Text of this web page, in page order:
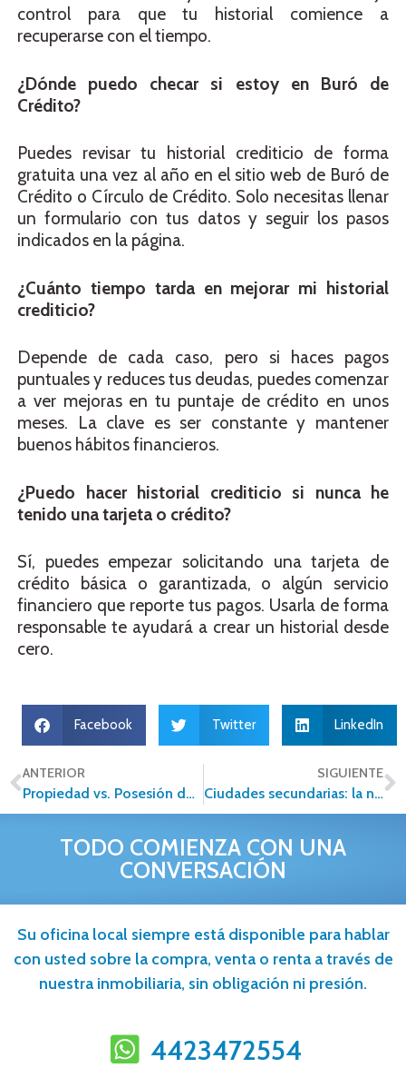
control para que tu historial comience a
recuperarse con el tiempo.
¿Dónde puedo checar si estoy en Buró de
Crédito?
Puedes revisar tu historial crediticio de forma
gratuita una vez al año en el sitio web de Buró de
Crédito o Círculo de Crédito. Solo necesitas llenar
un formulario con tus datos y seguir los pasos
indicados en la página.
¿Cuánto tiempo tarda en mejorar mi historial
crediticio?
Depende de cada caso, pero si haces pagos
puntuales y reduces tus deudas, puedes comenzar
a ver mejoras en tu puntaje de crédito en unos
meses. La clave es ser constante y mantener
buenos hábitos financieros.
¿Puedo hacer historial crediticio si nunca he
tenido una tarjeta o crédito?
Sí, puedes empezar solicitando una tarjeta de
crédito básica o garantizada, o algún servicio
financiero que reporte tus pagos. Usarla de forma
responsable te ayudará a crear un historial desde
cero.
Facebook Twitter LinkedIn
ANTERIOR
Propiedad vs. Posesión de un Inmueble en México: Lo que Debes Saber
SIGUIENTE
Ciudades secundarias: la nueva joya del mercado inmobiliario en México
TODO COMIENZA CON UNA
CONVERSACIÓN
Su oficina local siempre está disponible para hablar
con usted sobre la compra, venta o renta a través de
nuestra inmobiliaria, sin obligación ni presión.
4423472554